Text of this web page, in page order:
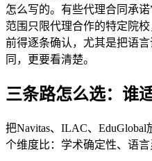
怎么写的。有些代理合同承
范围只限代理合作的特定院
前得逐条确认，尤其是把语
同，更要看清楚。
三条路怎么选：谁
把Navitas、ILAC、
个维度比：学术确定性、语